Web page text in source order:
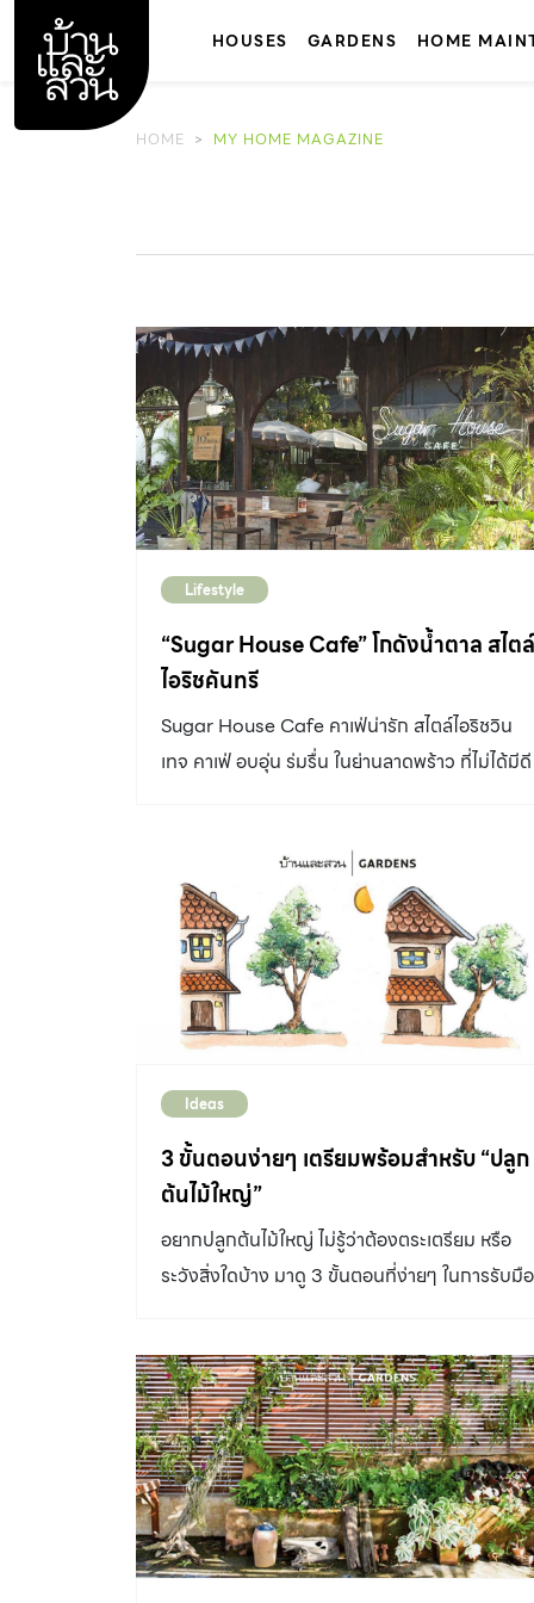
content
HOUSES GARDENS HOME
HOME MY HOME MAGAZINE
Lifestyle
“Sugar House Cafe” โกดังน้ำตาล สไตล์
ไอริชคันทรี
Sugar House Cafe คาเฟ่น่ารัก สไตล์ไอริชวิน
เทจ คาเฟ่ อบอุ่น ร่มรื่น ในย่านลาดพร้าว ที่ไม่ได้มีดี
Ideas
3 ขั้นตอนง่ายๆ เตรียมพร้อมสำหรับ “ปลูก
ต้นไม้ใหญ่”
อยากปลูกต้นไม้ใหญ่ ไม่รู้ว่าต้องตระเตรียม หรือ
ระวังสิ่งใดบ้าง มาดู 3 ขั้นตอนที่ง่ายๆ ในการรับมือ